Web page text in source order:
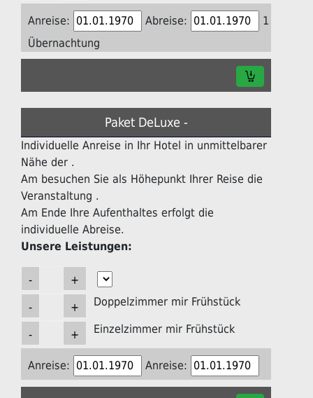
Anreise: Abreise:
1
Übernachtung
Paket DeLuxe -
Individuelle Anreise in Ihr Hotel in unmittelbarer
Nähe der .
Am besuchen Sie als Höhepunkt Ihrer Reise die
Veranstaltung .
Am Ende Ihre Aufenthaltes erfolgt die
individuelle Abreise.
Unsere Leistungen:
Doppelzimmer mir Frühstück
Einzelzimmer mir Frühstück
Anreise: Anreise: